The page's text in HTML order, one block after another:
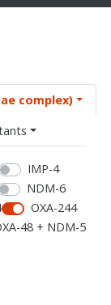
complex)
IMP-4
NDM-6
OXA-244
48 + NDM-5